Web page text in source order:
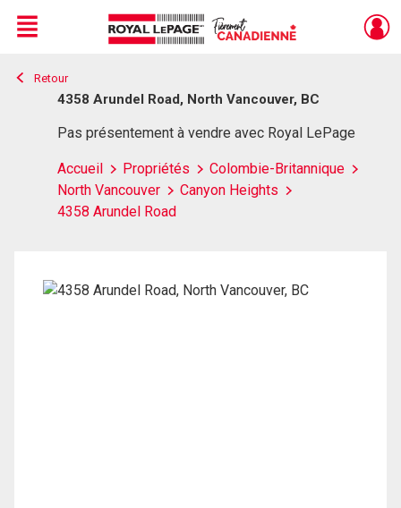
Live
En Direct
Menu
Retour
4358 Arundel Road, North Vancouver, BC
Pas présentement à vendre avec Royal LePage
Accueil Propriétés
Colombie-Britannique
North Vancouver
Canyon Heights
4358 Arundel Road